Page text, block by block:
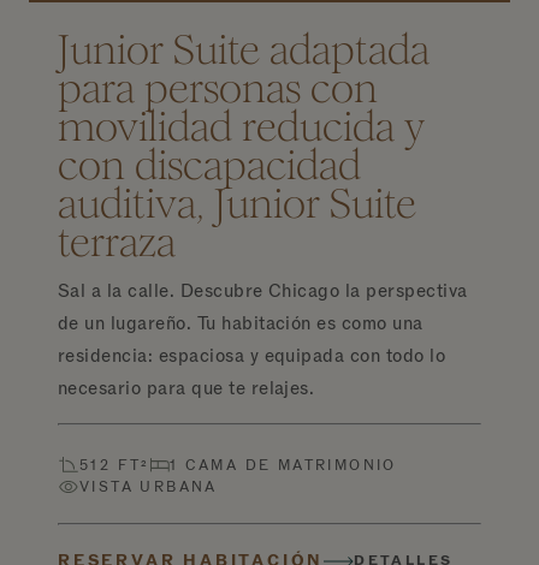
Junior Suite adaptada
para personas con
movilidad reducida y
con discapacidad
auditiva, Junior Suite
terraza
Sal a la calle. Descubre Chicago la perspectiva
de un lugareño. Tu habitación es como una
residencia: espaciosa y equipada con todo lo
necesario para que te relajes.
512 FT²
1 CAMA DE MATRIMONIO
VISTA URBANA
RESERVAR HABITACIÓN DETALLES